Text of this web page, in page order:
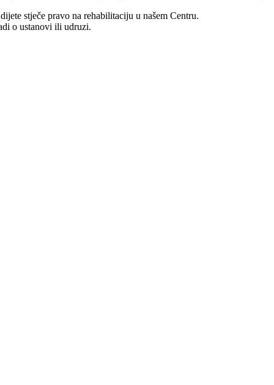
stječe pravo na rehabilitaciju u našem Centru.
o ustanovi ili udruzi.